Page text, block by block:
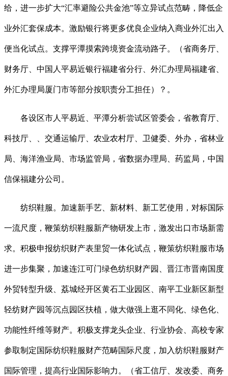
给，进一步扩大“汇率避险公共金池”等立异试点范畴，降低企
业外汇套保成本。激励银行将更多优良企业纳入商业外汇出入
便当化试点。支撑平潭摸索跨境资金流动路子。（省商务厅、
财务厅、中国人平易近银行福建省分行、外汇办理局福建省、
外汇办理局厦门市等部分按职责分工担任）？。
各设区市人平易近、平潭分析尝试区管委会，省教育厅、
科技厅、、交通运输厅、农业农村厅、卫健委、外办，省林业
局、海洋渔业局、市场监管局，省数据办理局、药监局，中国
信保福建分公司。
纺织鞋服。加速新手艺、新材料、新工艺使用，对标国际
一流尺度，鞭策纺织鞋服新产物研发上市，激发出口市场新需
求。积极申报纺织财产表里贸一体化试点，鞭策纺织鞋服市场
进一步集聚，加速连江可门绿色纺织财产园、晋江市晋南国度
外贸转型升级、荔城经开区黄石工业园区、南平工业新区新型
轻纺财产园等沉点园区扶植，做大做强上逛不同化、绿色化、
功能性纤维等财产。积极支撑龙头企业、行业协会、高校专家
参取制定国际纺织鞋服财产范畴国际尺度，加入纺织鞋服财产
国际管理，提高行业国际影响力。（省工信厅、发改委、商务